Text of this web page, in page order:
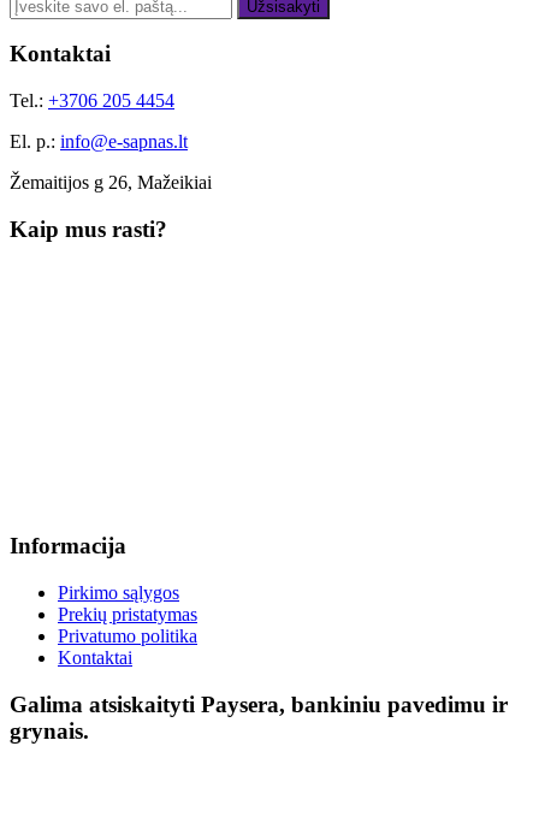
Užsisakyti
Kontaktai
Tel.: +3706 205 4454
El. p.: info@e-sapnas.lt
Žemaitijos g 26, Mažeikiai
Kaip mus rasti?
Informacija
Pirkimo sąlygos
Prekių pristatymas
Privatumo politika
Kontaktai
Galima atsiskaityti Paysera, bankiniu pavedimu ir
grynais.